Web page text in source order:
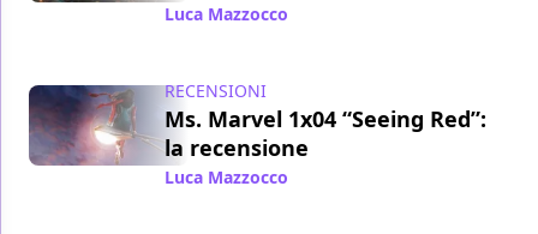
Luca Mazzocco
RECENSIONI
Ms. Marvel 1x04 “Seeing Red”:
la recensione
Luca Mazzocco